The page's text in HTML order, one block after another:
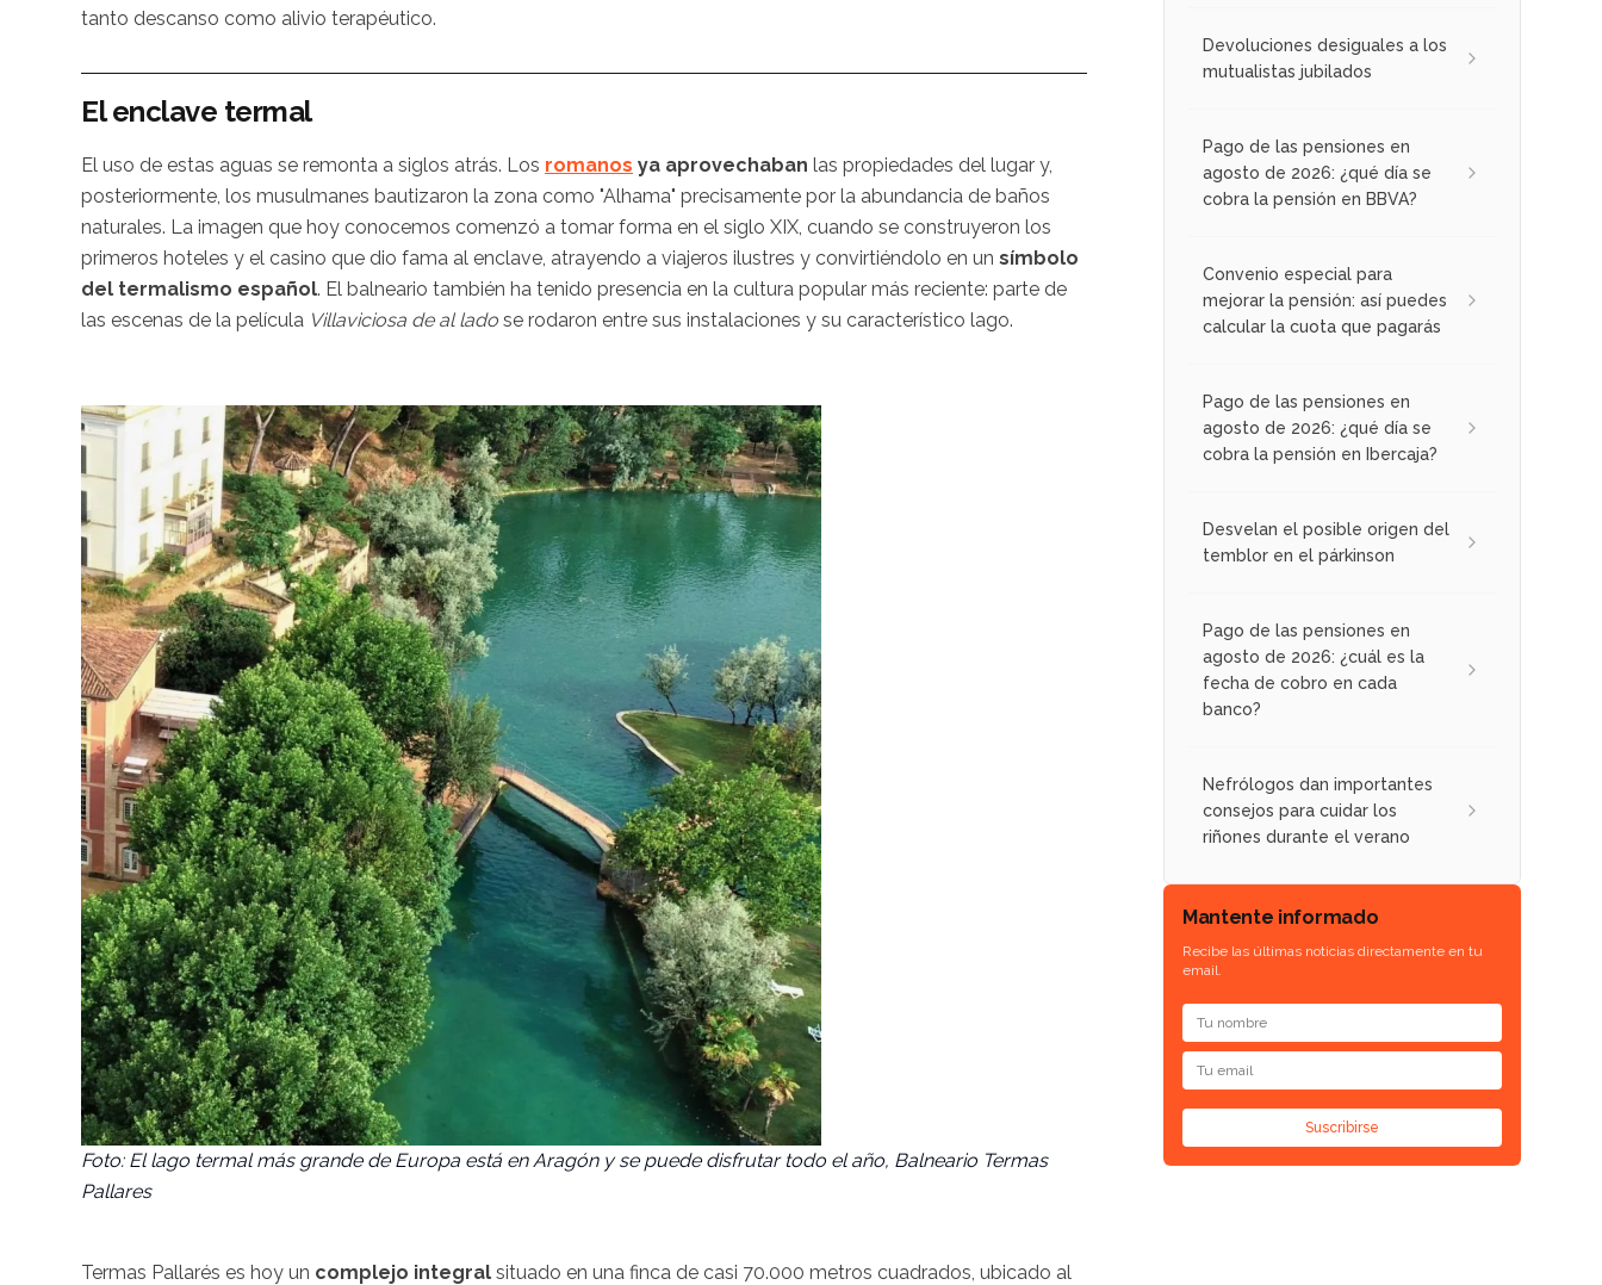
tanto descanso como alivio terapéutico.
El enclave termal
El uso de estas aguas se remonta a siglos atrás. Los romanos ya aprovechaban las propiedades del lugar y,
posteriormente, los musulmanes bautizaron la zona como "Alhama" precisamente por la abundancia de baños
naturales. La imagen que hoy conocemos comenzó a tomar forma en el siglo XIX, cuando se construyeron los
primeros hoteles y el casino que dio fama al enclave, atrayendo a viajeros ilustres y convirtiéndolo en un símbolo
del termalismo español. El balneario también ha tenido presencia en la cultura popular más reciente: parte de
las escenas de la película Villaviciosa de al lado se rodaron entre sus instalaciones y su característico lago.
Foto: El lago termal más grande de Europa está en Aragón y se puede disfrutar todo el año, Balneario Termas
Pallares
Termas Pallarés es hoy un complejo integral situado en una finca de casi 70.000 metros cuadrados, ubicado al
Devoluciones desiguales a los
mutualistas jubilados
Pago de las pensiones en
agosto de 2026: ¿qué día se
cobra la pensión en BBVA?
Convenio especial para
mejorar la pensión: así puedes
calcular la cuota que pagarás
Pago de las pensiones en
agosto de 2026: ¿qué día se
cobra la pensión en Ibercaja?
Desvelan el posible origen del
temblor en el párkinson
Pago de las pensiones en
agosto de 2026: ¿cuál es la
fecha de cobro en cada
banco?
Nefrólogos dan importantes
consejos para cuidar los
riñones durante el verano
Mantente informado
Recibe las últimas noticias directamente en tu
email.
Suscribirse